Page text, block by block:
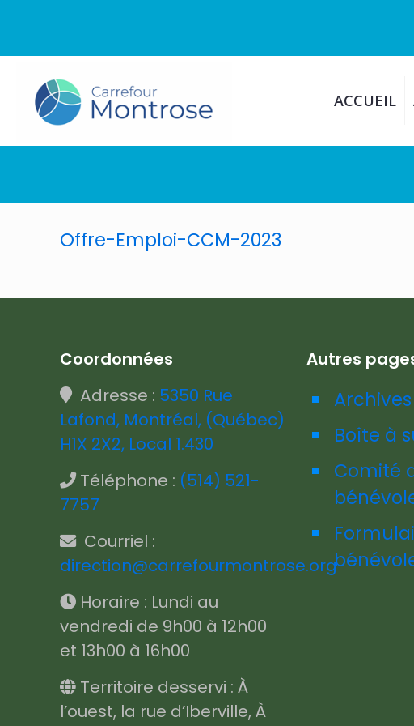
ACCUEIL
Offre-Emploi-CCM-2023
Coordonnées
Adresse : 5350 Rue
Lafond, Montréal, (Québec)
H1X 2X2, Local 1.430
Téléphone : (514) 521-
7757
Courriel :
direction@carrefourmontrose.org
Horaire : Lundi au
vendredi de 9h00 à 12h00
et 13h00 à 16h00
Territoire desservi : À
l’ouest, la rue d’Iberville, À
Autres
Archives
Boîte à
Comité